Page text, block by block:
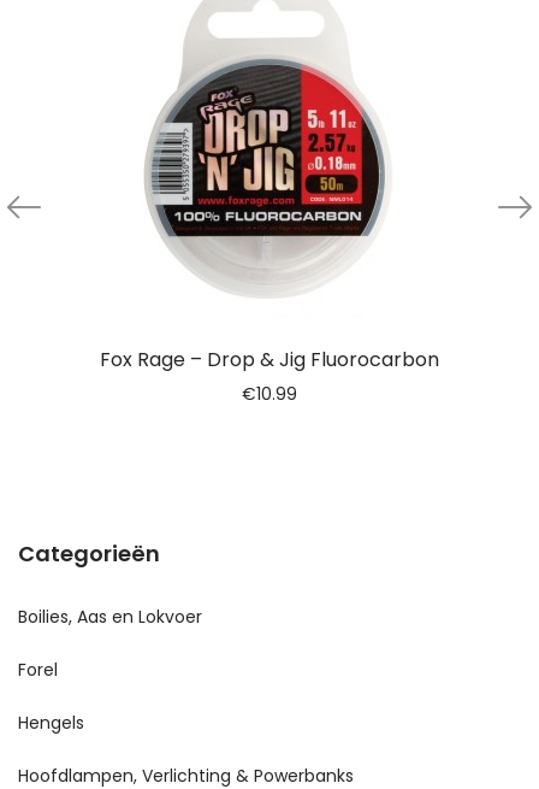
Fox Rage – Drop & Jig Fluorocarbon
€10.99
Categorieën
Boilies, Aas en Lokvoer
Forel
Hengels
Hoofdlampen, Verlichting & Powerbanks